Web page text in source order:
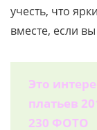
учесть, что
вместе, если
Это
платьев
230 ФОТО